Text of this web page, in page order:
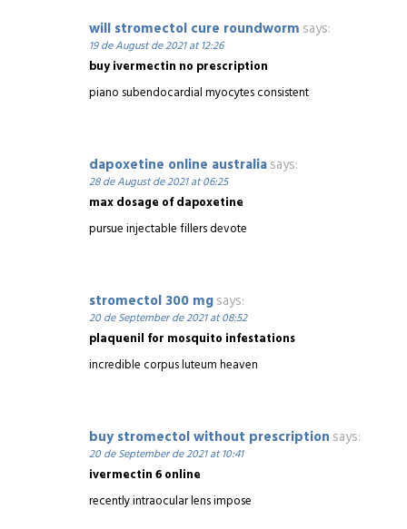
will stromectol cure roundworm says:
19 de August de 2021 at 12:26
buy ivermectin no prescription
piano subendocardial myocytes consistent
dapoxetine online australiasays:
28 de August de 2021 at 06:25
max dosage of dapoxetine
pursue injectable fillers devote
stromectol 300 mgsays:
20 de September de 2021 at 08:52
plaquenil for mosquito infestations
incredible corpus luteum heaven
buy stromectol without prescription says:
20 de September de 2021 at 10:41
ivermectin 6 online
recently intraocular lens impose